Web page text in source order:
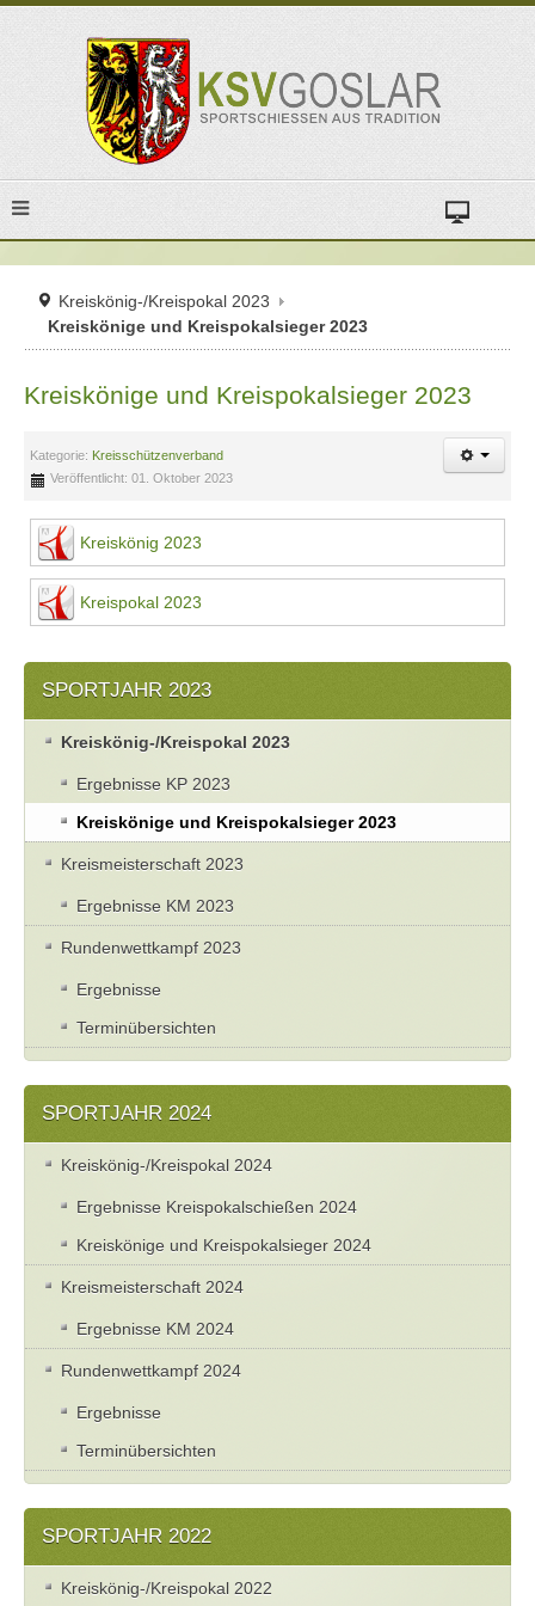
Kreiskönig-/Kreispokal 2023
Kreiskönige und Kreispokalsieger 2023
Kreiskönige und Kreispokalsieger 2023
Kategorie: Kreisschützenverband
Veröffentlicht: 01. Oktober 2023
Kreiskönig 2023
Kreispokal 2023
SPORTJAHR 2023
Kreiskönig-/Kreispokal 2023
Ergebnisse KP 2023
Kreiskönige und Kreispokalsieger 2023
Kreismeisterschaft 2023
Ergebnisse KM 2023
Rundenwettkampf 2023
Ergebnisse
Terminübersichten
SPORTJAHR 2024
Kreiskönig-/Kreispokal 2024
Ergebnisse Kreispokalschießen 2024
Kreiskönige und Kreispokalsieger 2024
Kreismeisterschaft 2024
Ergebnisse KM 2024
Rundenwettkampf 2024
Ergebnisse
Terminübersichten
SPORTJAHR 2022
Kreiskönig-/Kreispokal 2022